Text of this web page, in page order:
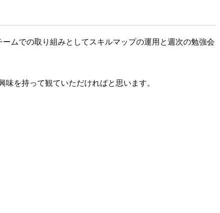
ムでの取り組みとしてスキルマップの運用と週次の勉強会
を持って観ていただければと思います。